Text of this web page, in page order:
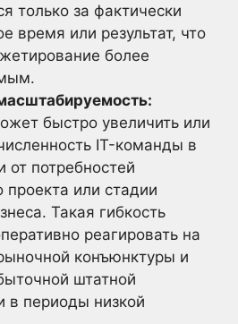
только за фактически
время или результат, что
более
быстро увеличить или
IT-команды в
от потребностей
проекта или стадии
Такая гибкость
реагировать на
конъюнктуры и
штатной
в периоды низкой